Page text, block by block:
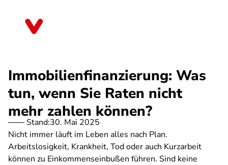
Immobilienfinanzierung: Was
tun, wenn Sie Raten nicht
mehr zahlen können?
Stand:30. Mai 2025
Nicht immer läuft im Leben alles nach Plan.
Arbeitslosigkeit, Krankheit, Tod oder auch Kurzarbeit
können zu Einkommenseinbußen führen. Sind keine